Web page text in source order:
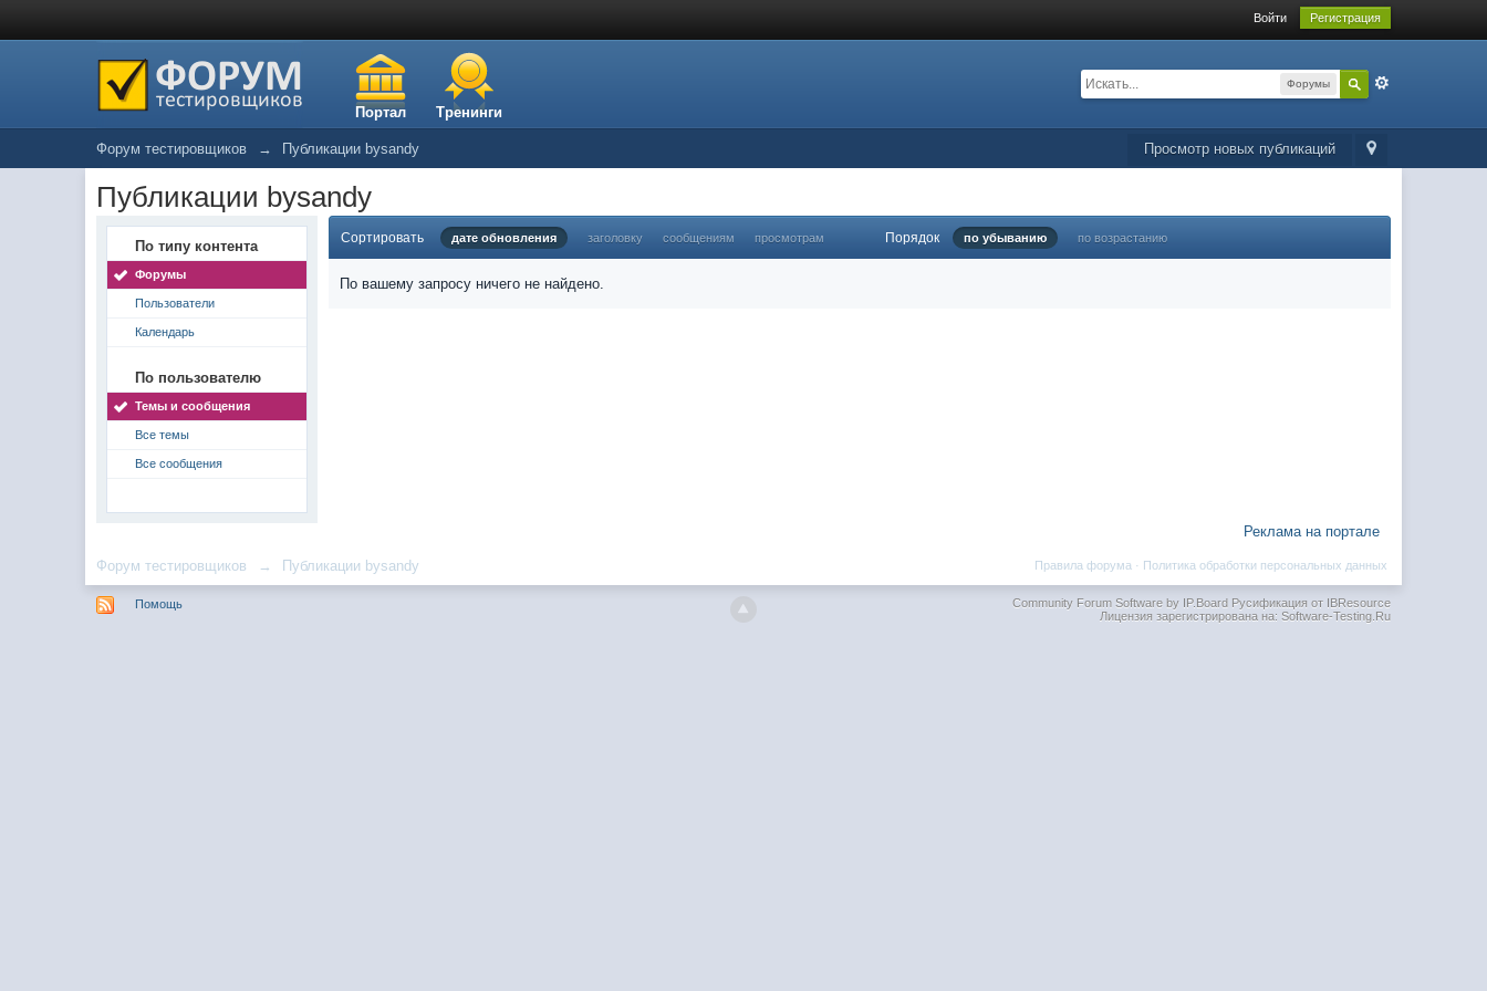
Войти Регистрация
Портал Тренинги
Форумы
Просмотр новых публикаций
Форум тестировщиков → Публикации bysandy
Публикации bysandy
По типу контента
Форумы
Пользователи
Календарь
По пользователю
Темы и сообщения
Все темы
Все сообщения
Сортировать дате обновления заголовку сообщениям просмотрам Порядок по убыванию по возрастанию
По вашему запросу ничего не найдено.
Реклама на портале
Форум тестировщиков → Публикации bysandy Политика обработки персональных данных
Правила форума ·
Помощь Community Forum Software by IP.BoardРусификация от IBResource
Лицензия зарегистрирована на: Software-Testing.Ru